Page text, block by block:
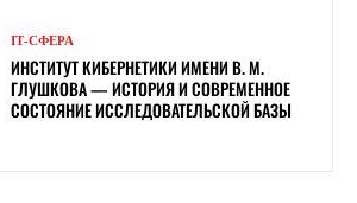
ІТ-СФЕРА
ИНСТИТУТ КИБЕРНЕТИКИ ИМЕНИ В. М.
ГЛУШКОВА — ИСТОРИЯ И СОВРЕМЕННОЕ
СОСТОЯНИЕ ИССЛЕДОВАТЕЛЬСКОЙ БАЗЫ